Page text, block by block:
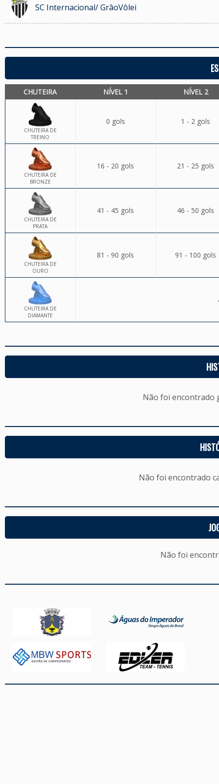
SC Internacional/ GrâoVôlei
CHUTEIRA NÍVEL 1 NÍVEL 2
CHUTEIRA DE
TREINO
0 gols 1 - 2 gols
CHUTEIRA DE
BRONZE
16 - 20 gols 21 - 25 gols
CHUTEIRA DE
PRATA
41 - 45 gols 46 - 50 gols
CHUTEIRA DE
OURO
81 - 90 gols 91 - 100 gols
CHUTEIRA DE
DIAMANTE
Não foi encontrado
Não foi encontrado
Não foi